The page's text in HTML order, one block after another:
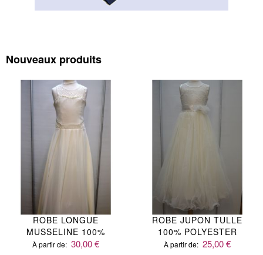
Nouveaux produits
ROBE LONGUE
MUSSELINE 100%
POLYESTER
À partir de 30,00 €
ROBE JUPON TULLE
100% POLYESTER
À partir de 25,00 €